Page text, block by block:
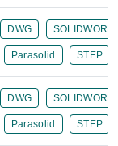
DWG
Parasolid STEP
DWG
Parasolid STEP